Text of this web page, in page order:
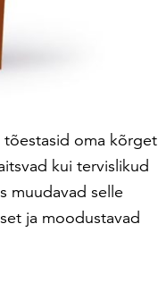
tõestasid oma kõrget
kui tervislikud
muudavad selle
ja moodustavad